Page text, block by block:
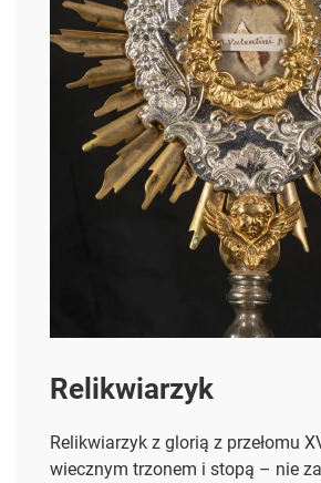
Relikwiarzyk
Relikwiarzyk z glorią z przełomu
wiecznym trzonem i stopą – nie